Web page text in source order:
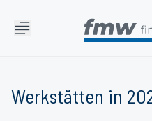
Werkstätten in